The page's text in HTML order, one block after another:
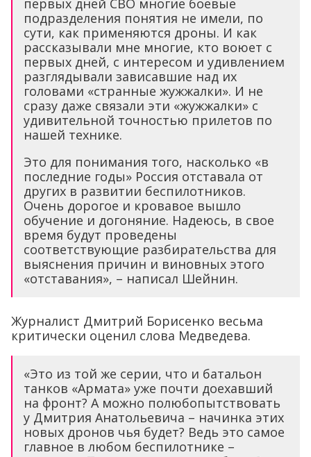
первых дней СВО многие боевые
подразделения понятия не имели, по
сути, как применяются дроны. И как
рассказывали мне многие, кто воюет с
первых дней, с интересом и удивлением
разглядывали зависавшие над их
головами «странные жужжалки». И не
сразу даже связали эти «жужжалки» с
удивительной точностью прилетов по
нашей технике.
Это для понимания того, насколько «в
последние годы» Россия отставала от
других в развитии беспилотников.
Очень дорогое и кровавое вышло
обучение и догоняние. Надеюсь, в свое
время будут проведены
соответствующие разбирательства для
выяснения причин и виновных этого
«отставания», – написал Шейнин.
Журналист Дмитрий Борисенко весьма
критически оценил слова Медведева.
«Это из той же серии, что и батальон
танков «Армата» уже почти доехавший
на фронт? А можно полюбопытствовать
у Дмитрия Анатольевича – начинка этих
новых дронов чья будет? Ведь это самое
главное в любом беспилотнике –